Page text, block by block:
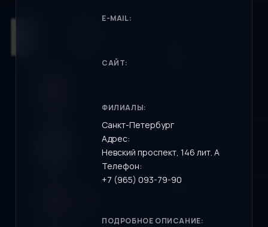
E-MAIL:
САЙТ:
ФИЛИАЛЫ:
Санкт-Петербург
Адрес:
Невский проспект, 146 лит. А
Телефон:
+7 (965) 093-79-90
ПОДРОБНОЕ ОПИСАНИЕ: